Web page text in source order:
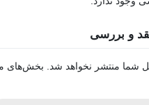
و بررسی
شما منتشر نخواهد شد. بخش‌های